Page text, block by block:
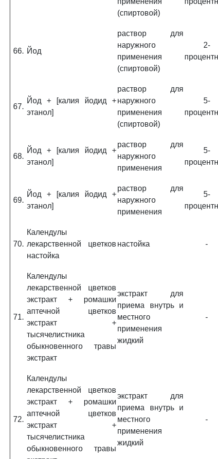
(спиртовой)
66. Йод
раствор для
наружного
применения
(спиртовой)
2-
67.
Йод + [калия йодид +
этанол]
раствор для
наружного
применения
(спиртовой)
5-
68.
Йод + [калия йодид +
этанол]
раствор для
наружного
применения
5-
69.
Йод + [калия йодид +
этанол]
раствор для
наружного
применения
5-
70.
Календулы
лекарственной цветков
настойка
настойка -
71.
Календулы
лекарственной цветков
экстракт + ромашки
аптечной цветков
экстракт +
тысячелистника
обыкновенного травы
экстракт
экстракт для
приема внутрь и
местного
применения
жидкий
-
72.
Календулы
лекарственной цветков
экстракт + ромашки
аптечной цветков
экстракт +
тысячелистника
обыкновенного травы
экстракт для
приема внутрь и
местного
применения
жидкий
-